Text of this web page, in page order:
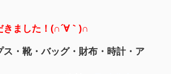
きました！(∩´∀｀)∩
ス・靴・バッグ・財布・時計・ア